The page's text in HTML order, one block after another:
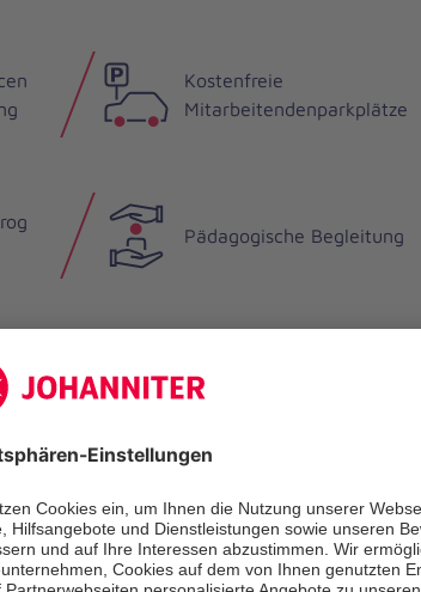
Kostenfreie
Mitarbeitendenparkplätze
Pädagogische Begleitung
Sportstudios
aufgrund von
Betriebszugehörigkeit